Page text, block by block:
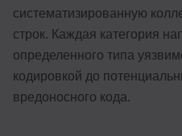
систематизированную
строк. Каждая категория
определенного типа
кодировкой до
вредоносного кода.